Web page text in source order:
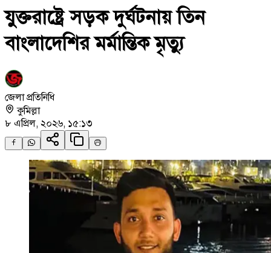
যুক্তরাষ্ট্রে সড়ক দুর্ঘটনায় তিন
বাংলাদেশির মর্মান্তিক মৃত্যু
জেলা প্রতিনিধি
কুমিল্লা
৮ এপ্রিল, ২০২৬, ১৫:১৩